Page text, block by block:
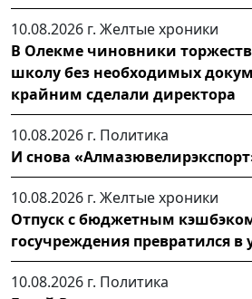
10.08.2026 г. Желтые хроники
В Олекме чиновники
школу без необходимых
крайним сделали директора
10.08.2026 г. Политика
И снова
10.08.2026 г. Желтые хроники
Отпуск с бюджетным
госучреждения превратился в
10.08.2026 г. Политика